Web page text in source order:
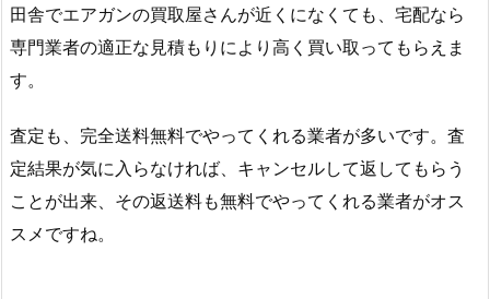
田舎でエアガンの買取屋さんが近くになくても、宅配なら
専門業者の適正な見積もりにより高く買い取ってもらえま
す。
査定も、完全送料無料でやってくれる業者が多いです。査
定結果が気に入らなければ、キャンセルして返してもらう
ことが出来、その返送料も無料でやってくれる業者がオス
スメですね。